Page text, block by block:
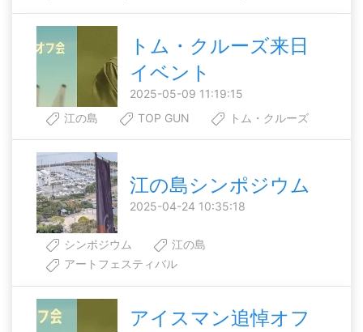
トム・クルーズ来日
イベント
2025-05-09 11:19:15
江の島
TOP GUN トム・クルーズ
江の島シンポジウム
2025-04-24 10:35:18
シンポジウム
江の島
アートフェスティバル
アイスマン追悼オフ